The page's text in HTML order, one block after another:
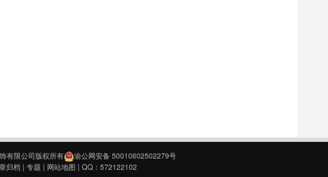
有限公司版权所有
渝公网安备 50010602502279号
归档 | 专题 | 网站地图 | QQ：572122102